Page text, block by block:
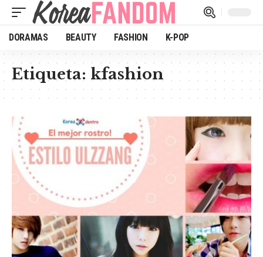
DORAMAS BEAUTY FASHION K-POP
Etiqueta: kfashion